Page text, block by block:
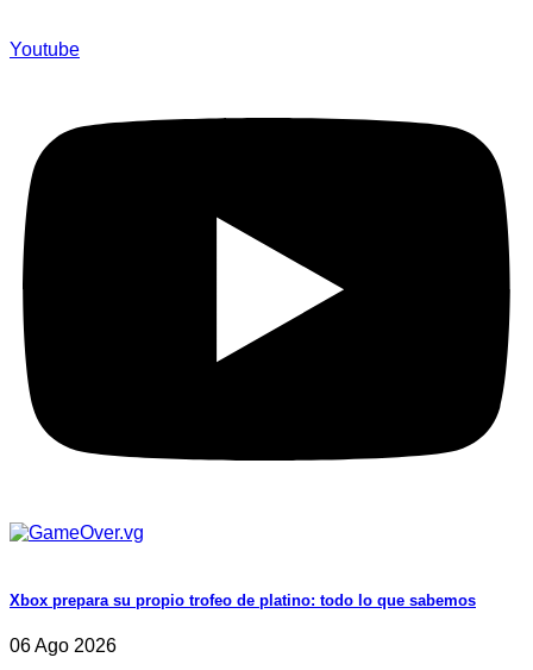
Youtube
Xbox prepara su propio trofeo de platino: todo lo que sabemos
06 Ago 2026